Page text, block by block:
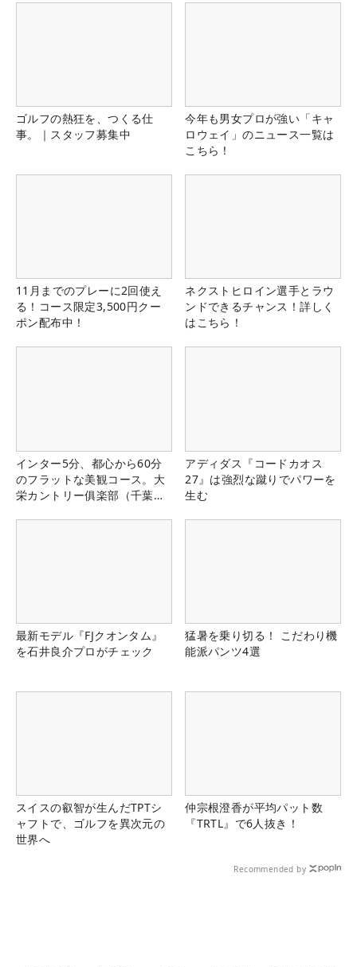
ゴルフの熱狂を、つくる仕
事。｜スタッフ募集中
今年も男女プロが強い「キャ
ロウェイ」のニュース一覧は
こちら！
11月までのプレーに2回使え
る！コース限定3,500円クー
ポン配布中！
ネクストヒロイン選手とラウ
ンドできるチャンス！詳しく
はこちら！
インター5分、都心から60分
のフラットな美観コース。大
栄カントリー俱楽部（千葉
アディダス『コードカオス
27』は強烈な蹴りでパワーを
生む
最新モデル『FJクオンタム』
を石井良介プロがチェック
猛暑を乗り切る！ こだわり機
能派パンツ4選
スイスの叡智が生んだTPTシ
ャフトで、ゴルフを異次元の
世界へ
仲宗根澄香が平均パット数
『TRTL』で6人抜き！
Recommended by